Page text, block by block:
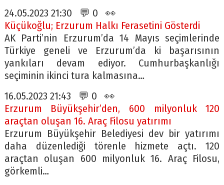
24.05.2023 21:30 💬 0 👀
Küçükoğlu; Erzurum Halkı Ferasetini Gösterdi
AK Parti’nin Erzurum’da 14 Mayıs seçimlerinde
Türkiye geneli ve Erzurum’da ki başarısının
yankıları devam ediyor. Cumhurbaşkanlığı
seçiminin ikinci tura kalmasına…
16.05.2023 21:43 💬 0 👀
Erzurum Büyükşehir’den, 600 milyonluk 120
araçtan oluşan 16. Araç Filosu yatırımı
Erzurum Büyükşehir Belediyesi dev bir yatırımı
daha düzenlediği törenle hizmete açtı. 120
araçtan oluşan 600 milyonluk 16. Araç Filosu,
görkemli…